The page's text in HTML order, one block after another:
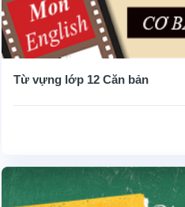
Từ vựng lớp 12 Căn bản